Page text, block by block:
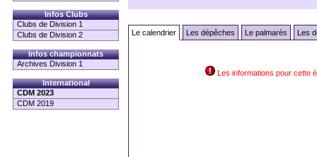
Infos Clubs
Clubs de Division 1
Clubs de Division 2
Infos championnats
Archives Division 1
International
CDM 2023
CDM 2019
Le calendrier Les dépêches Le palmarès Les
Les informations pour cette